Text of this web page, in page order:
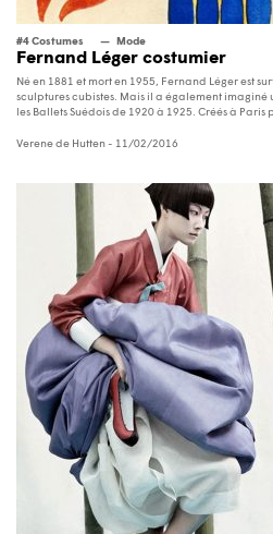
#4 Costumes Mode
Fernand Léger costumier
Né en 1881 et mort en 1955, Fernand Léger est
sculptures cubistes. Mais il a également imaginé
les Ballets Suédois de 1920 à 1925. Créés à Paris
Verene de Hutten- 11/02/2016